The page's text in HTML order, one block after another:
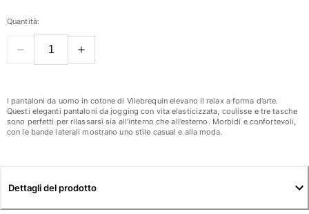
Slips
Vedi tutti i Costumi da bagno
Abbigliamento
Shorts
Quantità:
I pantaloni da uomo in cotone di Vilebrequin elevano il relax a forma d’arte.
Questi eleganti pantaloni da jogging con vita elasticizzata, coulisse e tre tasche
sono perfetti per rilassarsi sia all’interno che all’esterno. Morbidi e confortevoli,
con le bande laterali mostrano uno stile casual e alla moda.
Dettagli del prodotto